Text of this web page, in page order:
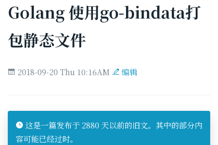
Golang 使用go-bindata打
包静态文件
2018-09-20 Thu 10:16AM 编辑
这是一篇发布于 2880 天以前的旧文。其中的部分内
容可能已经过时。